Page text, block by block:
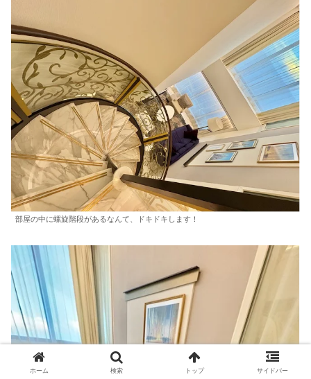
部屋の中に螺旋階段があるなんて、ドキドキします！
ホーム 検索 トップ サイドバー